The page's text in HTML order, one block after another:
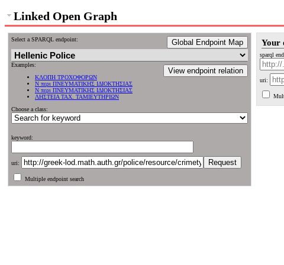
Linked Open Graph
Select a SPARQL endpoint: Global Endpoint Map
View endpoint relation
Examples:
ΚΛΟΠΗ ΤΡΟΧΟΦΟΡΩΝ
Ν περι ΠΝΕΥΜΑΤΙΚΗΣ ΙΔΙΟΚΤΗΣΙΑΣ
Ν περι ΠΝΕΥΜΑΤΙΚΗΣ ΙΔΙΟΚΤΗΣΙΑΣ
ΛΗΣΤΕΙΑ ΤΑΧ. ΤΑΜΙΕΥΤΗΡΙΩΝ
Choose a class:
keyword:
uri:
Multiple endpoint search
Your
sparql
uri: